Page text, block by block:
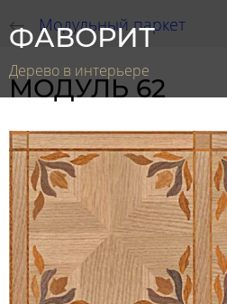
ФАВОРИТ
Дерево в интерьере
Модульный паркет
МОДУЛЬ 62